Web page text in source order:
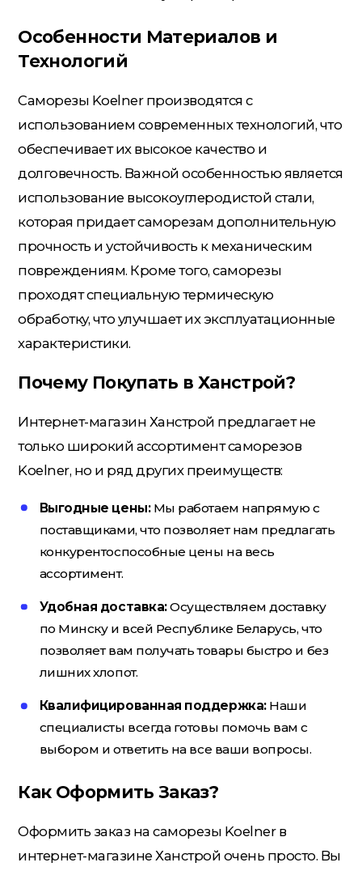
Особенности Материалов и
Технологий
Саморезы Koelner производятся с
использованием современных технологий, что
обеспечивает их высокое качество и
долговечность. Важной особенностью является
использование высокоуглеродистой стали,
которая придает саморезам дополнительную
прочность и устойчивость к механическим
повреждениям. Кроме того, саморезы
проходят специальную термическую
обработку, что улучшает их эксплуатационные
характеристики.
Почему Покупать в Ханстрой?
Интернет-магазин Ханстрой предлагает не
только широкий ассортимент саморезов
Koelner, но и ряд других преимуществ:
Выгодные цены:Мы работаем напрямую с
поставщиками, что позволяет нам предлагать
конкурентоспособные цены на весь
ассортимент.
Удобная доставка:Осуществляем доставку
по Минску и всей Республике Беларусь, что
позволяет вам получать товары быстро и без
лишних хлопот.
Квалифицированная поддержка:Наши
специалисты всегда готовы помочь вам с
выбором и ответить на все ваши вопросы.
Как Оформить Заказ?
Оформить заказ на саморезы Koelner в
интернет-магазине Ханстрой очень просто. Вы